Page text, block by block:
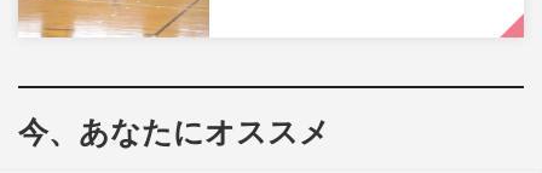
屋、きつね、空気階段、トム・ブラウン、錦鯉、マヂカル
この記事の写真
今、あなたにオススメ